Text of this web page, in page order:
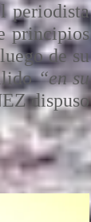
periodista
principios
de su
“en su
dispuso